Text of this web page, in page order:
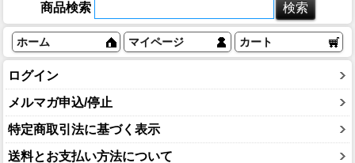
商品検索
ホーム マイページ カート
ログイン
メルマガ申込/停止
特定商取引法に基づく表示
送料とお支払い方法について